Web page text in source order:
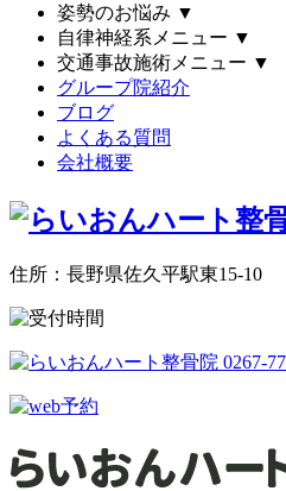
姿勢のお悩み ▼
自律神経系メニュー ▼
交通事故施術メニュー ▼
グループ院紹介
ブログ
よくある質問
会社概要
住所：長野県佐久平駅東15-10